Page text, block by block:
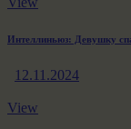
Интеллиньюз: Девушку
12.11.2024
View